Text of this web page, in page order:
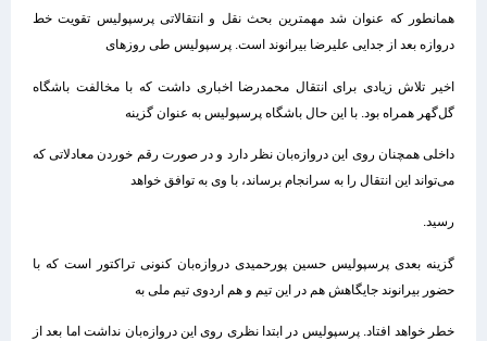
همانطور که عنوان شد مهمترین بحث نقل و انتقالاتی پرسپولیس تقویت خط
دروازه بعد از جدایی علیرضا بیرانوند است. پرسپولیس طی روزهای
اخیر تلاش زیادی برای انتقال محمدرضا اخباری داشت که با مخالفت باشگاه
گل‌گهر همراه بود. با این حال باشگاه پرسپولیس به عنوان گزینه
داخلی همچنان روی این دروازه‌بان نظر دارد و در صورت رقم خوردن معادلاتی که
می‌تواند این انتقال را به سرانجام برساند، با وی به توافق خواهد
رسید.
گزینه بعدی پرسپولیس حسین پورحمیدی دروازه‌بان کنونی تراکتور است که با
حضور بیرانوند جایگاهش هم در این تیم و هم اردوی تیم ملی به
خطر خواهد افتاد. پرسپولیس در ابتدا نظری روی این دروازه‌بان نداشت اما بعد از